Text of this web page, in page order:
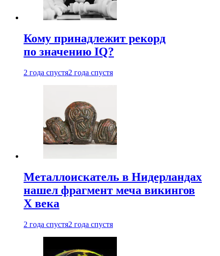
Кому принадлежит рекорд
по значению IQ?
2 года спустя2 года спустя
Металлоискатель в Нидерландах
нашел фрагмент меча викингов
X века
2 года спустя2 года спустя